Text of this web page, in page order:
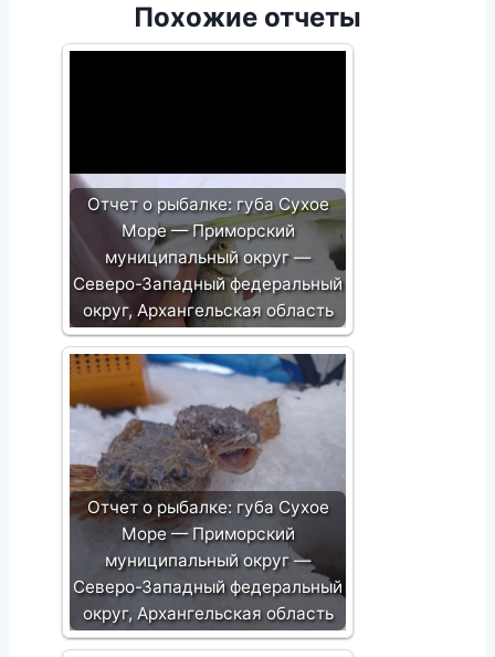
Похожие отчеты
Отчет о рыбалке: губа Сухое
Море — Приморский
муниципальный округ —
Северо-Западный федеральный
округ, Архангельская область
Отчет о рыбалке: губа Сухое
Море — Приморский
муниципальный округ —
Северо-Западный федеральный
округ, Архангельская область